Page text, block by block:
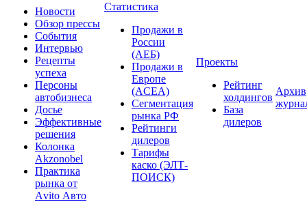
Новости
Обзор прессы
События
Интервью
Рецепты
успеха
Персоны
автобизнеса
Досье
Эффективные
решения
Колонка
Akzonobel
Практика
рынка от
Аvito Авто
Статистика
Продажи в
России
(АЕБ)
Продажи в
Европе
(ACEA)
Сегментация
рынка РФ
Рейтинги
дилеров
Тарифы
каско (ЭЛТ-
ПОИСК)
Проекты
Рейтинг
холдингов
База
дилеров
Архив